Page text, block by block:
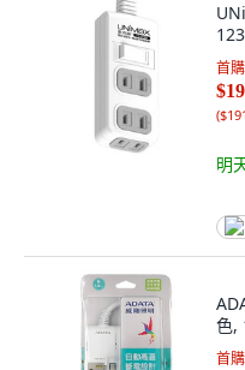
首
(
明
色,
首